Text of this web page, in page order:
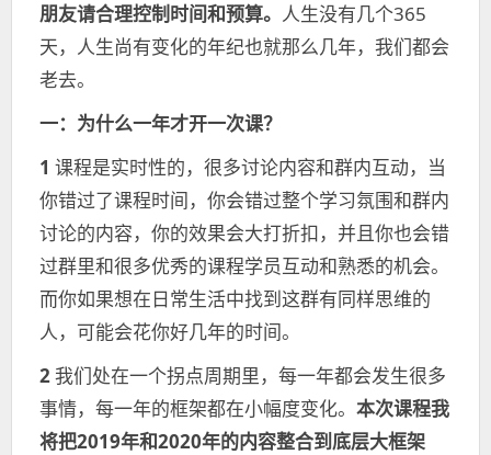
朋友请合理控制时间和预算。 人生没有几个365
天，人生尚有变化的年纪也就那么几年，我们都会
老去。
一： 为什么一年才开一次课？
1 课程是实时性的，很多讨论内容和群内互动，当
你错过了课程时间，你会错过整个学习氛围和群内
讨论的内容，你的效果会大打折扣，并且你也会错
过群里和很多优秀的课程学员互动和熟悉的机会。
而你如果想在日常生活中找到这群有同样思维的
人，可能会花你好几年的时间。
2我们处在一个拐点周期里，每一年都会发生很多
事情，每一年的框架都在小幅度变化。 本次课程我
将把2019年和2020年的内容整合到底层大框架